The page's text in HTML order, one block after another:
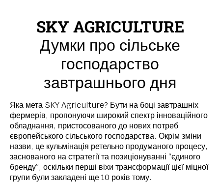
SKY AGRICULTURE
Думки про сільське
господарство
завтрашнього дня
Яка мета SKY Agriculture? Бути на боці завтрашніх
фермерів, пропонуючи широкий спектр інноваційного
обладнання, пристосованого до нових потреб
європейського сільського господарства. Окрім зміни
назви, це кульмінація ретельно продуманого процесу,
заснованого на стратегії та позиціонуванні “єдиного
бренду”, оскільки перші віхи трансформації цієї міцної
групи були закладені ще 10 років тому.